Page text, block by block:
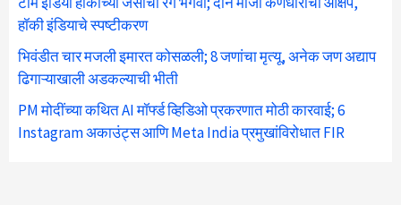
हॉकी इंडियाचे स्पष्टीकरण
भिवंडीत चार मजली इमारत कोसळली; 8 जणांचा मृत्यू, अनेक जण अद्याप
ढिगाऱ्याखाली अडकल्याची भीती
PM मोदींच्या कथित AI मॉर्फ्ड व्हिडिओ प्रकरणात मोठी कारवाई; 6
Instagram अकाउंट्स आणि Meta India प्रमुखांविरोधात FIR